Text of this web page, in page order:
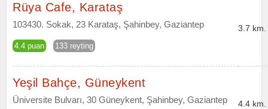
Rüya Cafe, Karataş
103430. Sokak, 23 Karataş, Şahinbey, Gaziantep
4.4 puan 133 reyting
3.7 km.
Yeşil Bahçe, Güneykent
Üniversite Bulvarı, 30 Güneykent, Şahinbey, Gaziantep 4.4 km.